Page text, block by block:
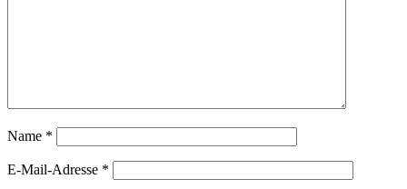
Name *
E-Mail-Adresse *